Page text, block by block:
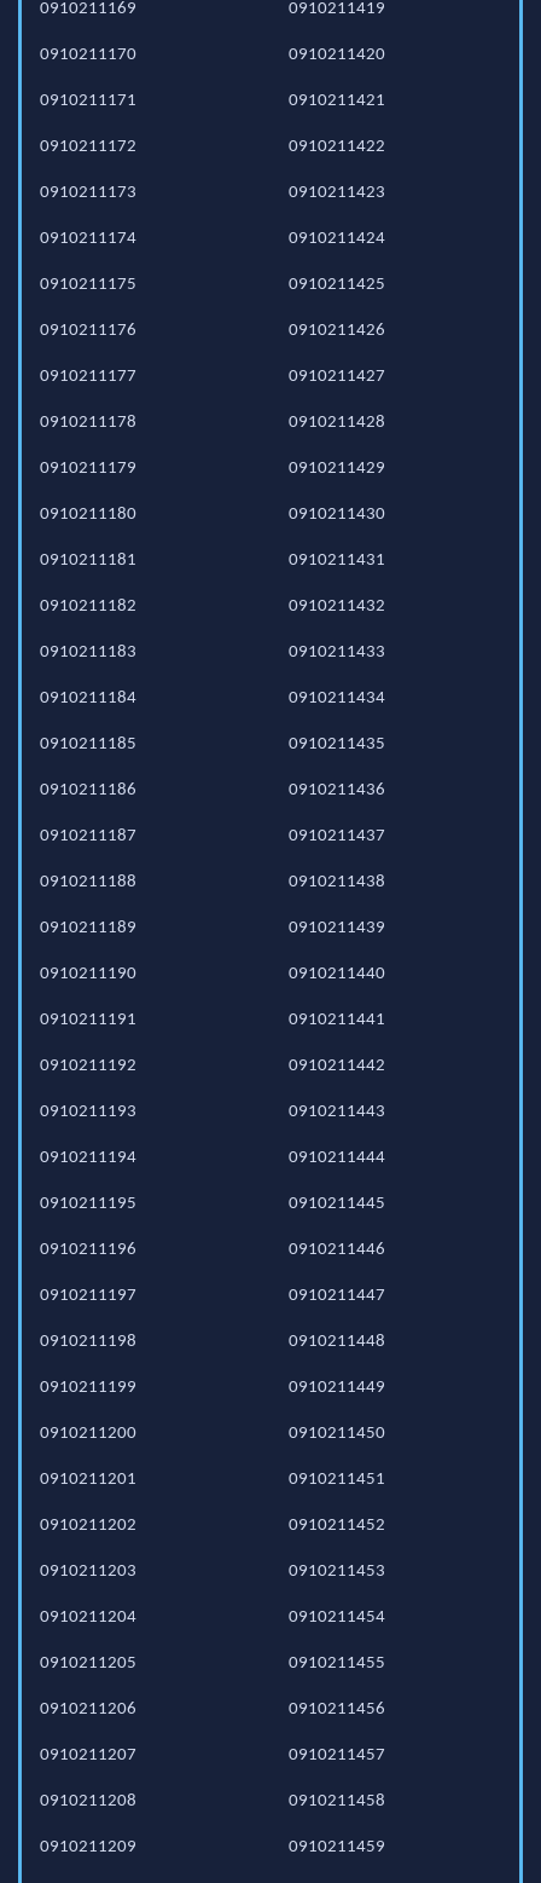
0910211169
0910211170
0910211171
0910211172
0910211173
0910211174
0910211175
0910211176
0910211177
0910211178
0910211179
0910211180
0910211181
0910211182
0910211183
0910211184
0910211185
0910211186
0910211187
0910211188
0910211189
0910211190
0910211191
0910211192
0910211193
0910211194
0910211195
0910211196
0910211197
0910211198
0910211199
0910211200
0910211201
0910211202
0910211203
0910211204
0910211205
0910211206
0910211207
0910211208
0910211209
0910211419
0910211420
0910211421
0910211422
0910211423
0910211424
0910211425
0910211426
0910211427
0910211428
0910211429
0910211430
0910211431
0910211432
0910211433
0910211434
0910211435
0910211436
0910211437
0910211438
0910211439
0910211440
0910211441
0910211442
0910211443
0910211444
0910211445
0910211446
0910211447
0910211448
0910211449
0910211450
0910211451
0910211452
0910211453
0910211454
0910211455
0910211456
0910211457
0910211458
0910211459